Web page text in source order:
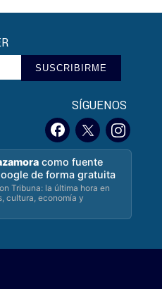
SUSCRIBIRME
SÍGUENOS
como fuente
de forma gratuita
Tribuna: la última hora en
cultura, economía y